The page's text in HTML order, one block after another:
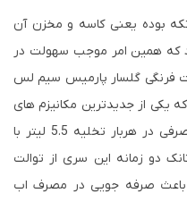
بوده یعنی کاسه و مخزن آن
که همین امر موجب سهولت در
فرنگی گلسار پارمیس سیم لس
یکی از جدیدترین مکانیزم های
تخلیه حال حاضر میباشد. حجم آب مصرفی در هربار تخلیه 5.5 لیتر با
تانک دو زمانه این سری از توالت
باعث صرفه جویی در مصرف اب